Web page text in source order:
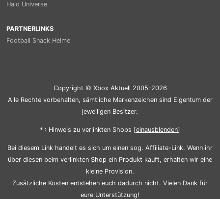
Halo Universe
PARTNERLINKS
Football Snack Helme
Copyright © Xbox Aktuell 2005-2026
Alle Rechte vorbehalten, sämtliche Markenzeichen sind Eigentum der
jeweiligen Besitzer.
* : Hinweis zu verlinkten Shops [einausblenden]
Bei diesem Link handelt es sich um einen sog. Affiliate-Link. Wenn ihr
über diesen beim verlinkten Shop ein Produkt kauft, erhalten wir eine
kleine Provision.
Zusätzliche Kosten entstehen euch dadurch nicht. Vielen Dank für
eure Unterstützung!